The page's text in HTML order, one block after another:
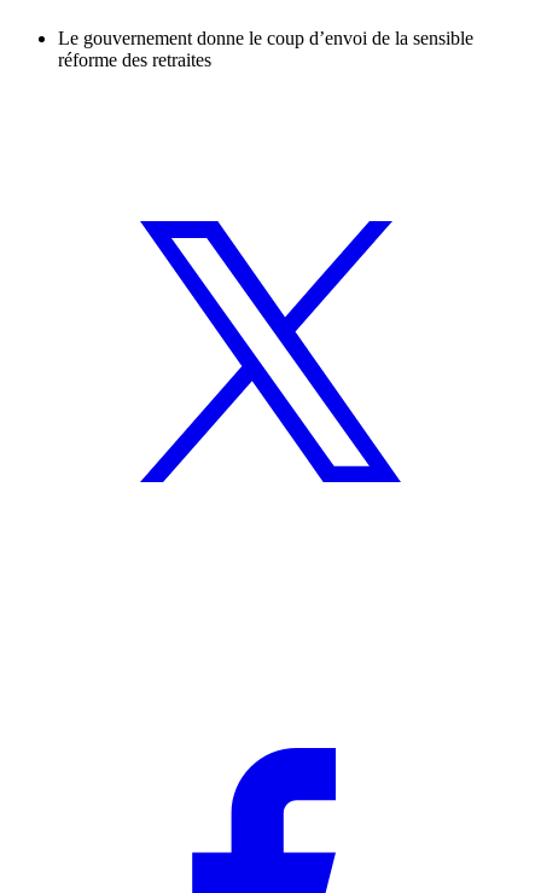
Le gouvernement donne le coup d’envoi de la sensible
réforme des retraites